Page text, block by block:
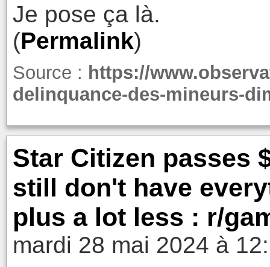
Je pose ça là.
(Permalink)
Source : https://
delinquance-des-mineurs-
Star Citizen passes
still don't have
plus a lot less : r/
mardi 28 mai 2024 à